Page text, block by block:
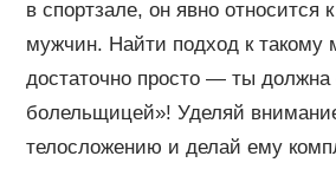
в спортзале, он явно относится
мужчин. Найти подход к такому
достаточно просто — ты должна
болельщицей»! Уделяй
телосложению и делай ему